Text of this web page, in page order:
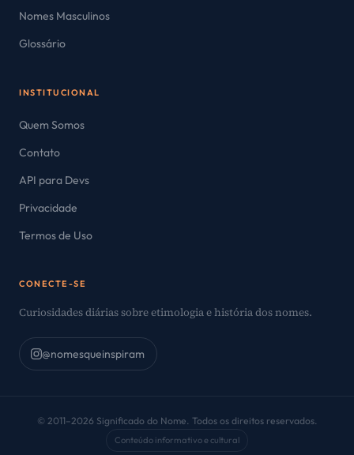
Nomes Masculinos
Glossário
INSTITUCIONAL
Quem Somos
Contato
API para Devs
Privacidade
Termos de Uso
CONECTE-SE
Curiosidades diárias sobre etimologia e história dos nomes.
@nomesqueinspiram
© 2011–2026 Significado do Nome. Todos os direitos reservados.
Conteúdo informativo e cultural